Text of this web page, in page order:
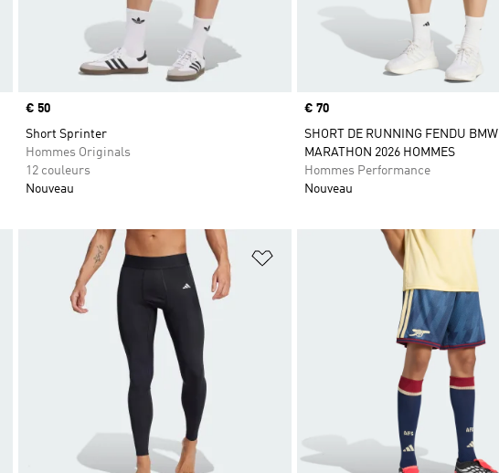
Prix
€ 50
Short Sprinter
Hommes Originals
12 couleurs
Nouveau
Prix
€ 70
SHORT DE RUNNING FENDU
MARATHON 2026 HOMMES
Hommes Performance
Nouveau
Ajouter à la Liste de produits favoris Ajouter à la Liste de produits